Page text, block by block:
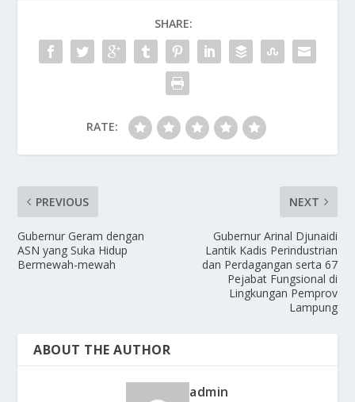
SHARE:
RATE:
PREVIOUS
Gubernur Geram dengan
ASN yang Suka Hidup
Bermewah-mewah
NEXT
Gubernur Arinal Djunaidi
Lantik Kadis Perindustrian
dan Perdagangan serta 67
Pejabat Fungsional di
Lingkungan Pemprov
Lampung
ABOUT THE AUTHOR
admin